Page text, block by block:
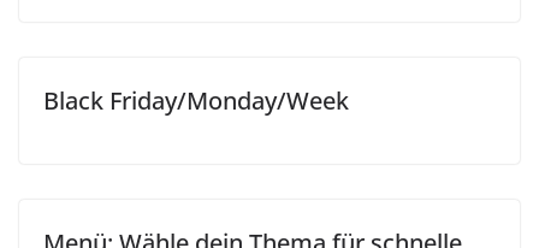
Black Friday/Monday/Week